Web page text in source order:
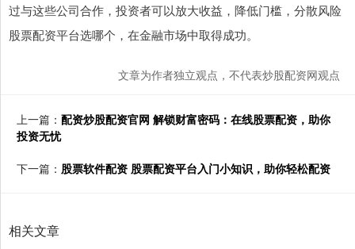
过与这些公司合作，投资者可以放大收益，降低门槛，分散风险
股票配资平台选哪个，在金融市场中取得成功。
文章为作者独立观点，不代表炒股配资网观点
上一篇： 配资炒股配资官网 解锁财富密码：在线股票配资，助你
投资无忧
下一篇： 股票软件配资 股票配资平台入门小知识，助你轻松配资
相关文章